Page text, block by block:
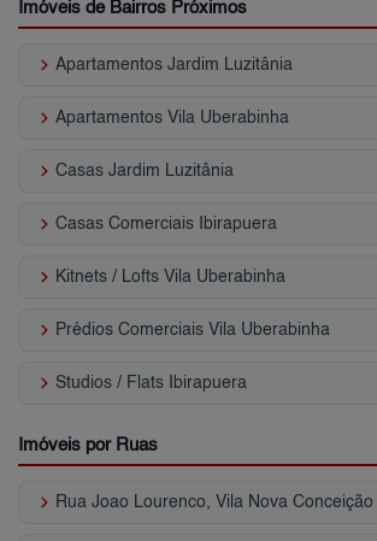
Imóveis de Bairros Próximos
keyboard_arrow_right Apartamentos Jardim Luzitânia
keyboard_arrow_right Apartamentos Vila Uberabinha
keyboard_arrow_right Casas Jardim Luzitânia
keyboard_arrow_right Casas Comerciais Ibirapuera
keyboard_arrow_right Kitnets / Lofts Vila Uberabinha
keyboard_arrow_right Prédios Comerciais Vila Uberabinha
keyboard_arrow_right Studios / Flats Ibirapuera
Imóveis por Ruas
keyboard_arrow_right Rua Joao Lourenco, Vila Nova Conceição